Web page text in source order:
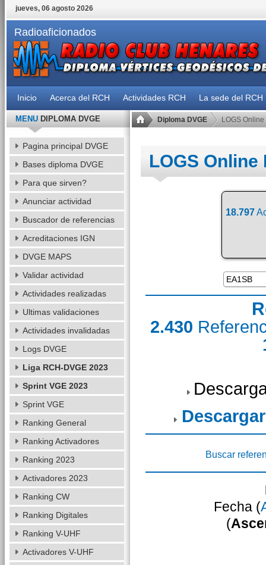
jueves, 06 agosto 2026
Radioaficionados
Inicio Acerca del RCH Actividades RCH La sede del RCH
Diploma DVGE LOGS Online
LOGS Online
18.797
2.430
Buscar
Fecha (
(
MENUDIPLOMA DVGE
Pagina principal DVGE
Bases diploma DVGE
Para que sirven?
Anunciar actividad
Buscador de referencias
Acreditaciones IGN
DVGE MAPS
Validar actividad
Actividades realizadas
Ultimas validaciones
Actividades invalidadas
Logs DVGE
Liga RCH-DVGE 2023
Sprint VGE 2023
Sprint VGE
Ranking General
Ranking Activadores
Ranking 2023
Activadores 2023
Ranking CW
Ranking Digitales
Ranking V-UHF
Activadores V-UHF